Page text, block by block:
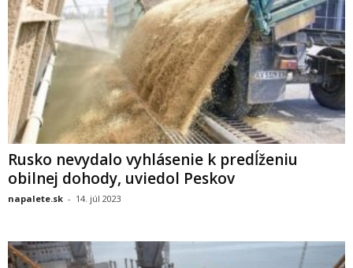
Rusko nevydalo vyhlásenie k predĺženiu
obilnej dohody, uviedol Peskov
napalete.sk - 14. júl 2023